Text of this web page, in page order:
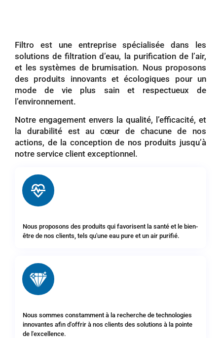
Filtro est une entreprise spécialisée dans les
solutions de filtration d’eau, la purification de l’air,
et les systèmes de brumisation. Nous proposons
des produits innovants et écologiques pour un
mode de vie plus sain et respectueux de
l’environnement.
Notre engagement envers la qualité, l’efficacité, et
la durabilité est au cœur de chacune de nos
actions, de la conception de nos produits jusqu’à
notre service client exceptionnel.
Nous proposons des produits qui favorisent la santé et le bien-
être de nos clients, tels qu'une eau pure et un air purifié.
Nous sommes constamment à la recherche de technologies
innovantes afin d'offrir à nos clients des solutions à la pointe
de l'excellence.